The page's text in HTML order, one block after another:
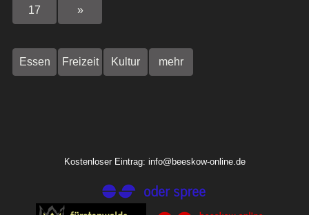
17 »
Essen Freizeit Kultur mehr
Kostenloser Eintrag: info@beeskow-online.de